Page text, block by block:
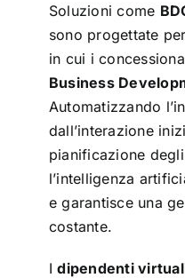
Soluzioni come
sono progettate
in cui i
Business
Automatizzando
dall’interazione
pianificazione
l’intelligenza
e garantisce una
costante.
Idipendenti